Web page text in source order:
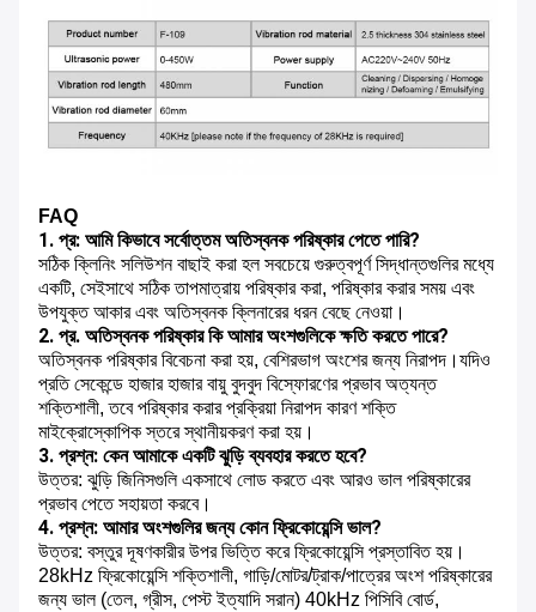
FAQ
1. প্র: আমি কিভাবে সর্বোত্তম অতিস্বনক পরিষ্কার পেতে পারি?
সঠিক ক্লিনিং সলিউশন বাছাই করা হল সবচেয়ে গুরুত্বপূর্ণ সিদ্ধান্তগুলির মধ্যে
একটি, সেইসাথে সঠিক তাপমাত্রায় পরিষ্কার করা, পরিষ্কার করার সময় এবং
উপযুক্ত আকার এবং অতিস্বনক ক্লিনারের ধরন বেছে নেওয়া।
2. প্র. অতিস্বনক পরিষ্কার কি আমার অংশগুলিকে ক্ষতি করতে পারে?
অতিস্বনক পরিষ্কার বিবেচনা করা হয়, বেশিরভাগ অংশের জন্য নিরাপদ।যদিও
প্রতি সেকেন্ডে হাজার হাজার বায়ু বুদবুদ বিস্ফোরণের প্রভাব অত্যন্ত
শক্তিশালী, তবে পরিষ্কার করার প্রক্রিয়া নিরাপদ কারণ শক্তি
মাইক্রোস্কোপিক স্তরে স্থানীয়করণ করা হয়।
3. প্রশ্ন: কেন আমাকে একটি ঝুড়ি ব্যবহার করতে হবে?
উত্তর: ঝুড়ি জিনিসগুলি একসাথে লোড করতে এবং আরও ভাল পরিষ্কারের
প্রভাব পেতে সহায়তা করবে।
4. প্রশ্ন: আমার অংশগুলির জন্য কোন ফ্রিকোয়েন্সি ভাল?
উত্তর: বস্তুর দূষণকারীর উপর ভিত্তি করে ফ্রিকোয়েন্সি প্রস্তাবিত হয়।
28kHz ফ্রিকোয়েন্সি শক্তিশালী, গাড়ি/মোটর/ট্রাক/পাত্রের অংশ পরিষ্কারের
জন্য ভাল (তেল, গ্রীস, পেস্ট ইত্যাদি সরান) 40kHz পিসিবি বোর্ড,